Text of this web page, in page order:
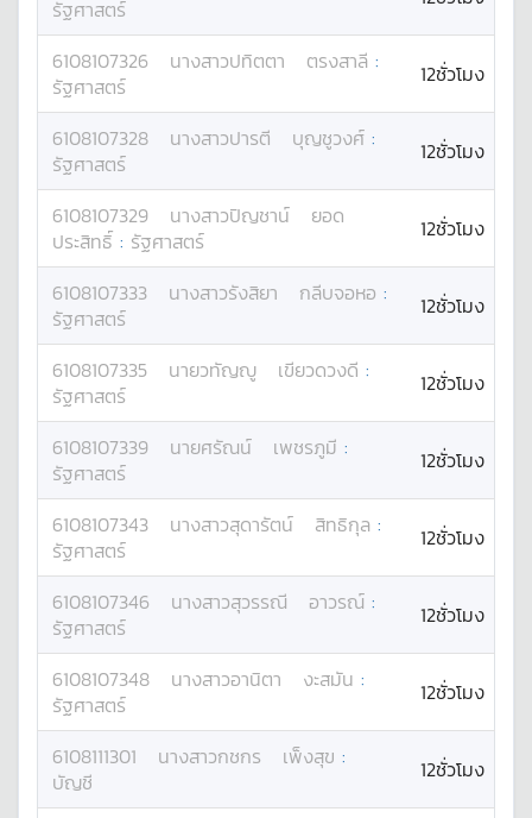
รัฐศาสตร์
6108107326 นางสาวปทิตตา ตรงสาลี :
รัฐศาสตร์
12ชั่วโมง
6108107328 นางสาวปารตี บุญชูวงศ์ :
รัฐศาสตร์
12ชั่วโมง
6108107329 นางสาวปิญชาน์
ยอด
ประสิทธิ์ : รัฐศาสตร์ 12ชั่วโมง
6108107333 นางสาวรังสิยา กลีบจอหอ :
รัฐศาสตร์
12ชั่วโมง
6108107335 นายวทัญญู เขียวดวงดี :
รัฐศาสตร์
12ชั่วโมง
6108107339 นายศรัณน์ เพชรภูมี :
รัฐศาสตร์
12ชั่วโมง
6108107343 นางสาวสุดารัตน์ สิทธิกุล :
รัฐศาสตร์
12ชั่วโมง
6108107346 นางสาวสุวรรณี อาวรณ์ :
รัฐศาสตร์
12ชั่วโมง
6108107348 นางสาวอานิตา งะสมัน :
รัฐศาสตร์
12ชั่วโมง
6108111301 นางสาวกชกร เพ็งสุข :
บัญชี
12ชั่วโมง